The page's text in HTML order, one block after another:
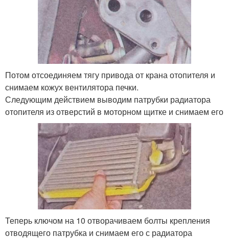
Потом отсоединяем тягу привода от крана отопителя и
снимаем кожух вентилятора печки.
Следующим действием выводим патрубки радиатора
отопителя из отверстий в моторном щитке и снимаем его
Теперь ключом на 10 отворачиваем болты крепления
отводящего патрубка и снимаем его с радиатора